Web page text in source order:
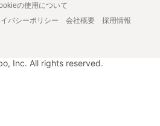
の使用について
バシーポリシー 会社概要
採用情報
Inc. All rights reserved.